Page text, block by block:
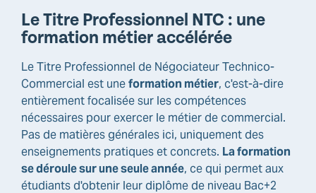
Le Titre Professionnel NTC : une
formation métier accélérée
Le Titre Professionnel de Négociateur Technico-
Commercial est uneformation métier, c'est-à-dire
entièrement focalisée sur les compétences
nécessaires pour exercer le métier de commercial.
Pas de matières générales ici, uniquement des
enseignements pratiques et concrets. La formation
se déroule sur une seule année, ce qui permet aux
étudiants d'obtenir leur diplôme de niveau Bac+2